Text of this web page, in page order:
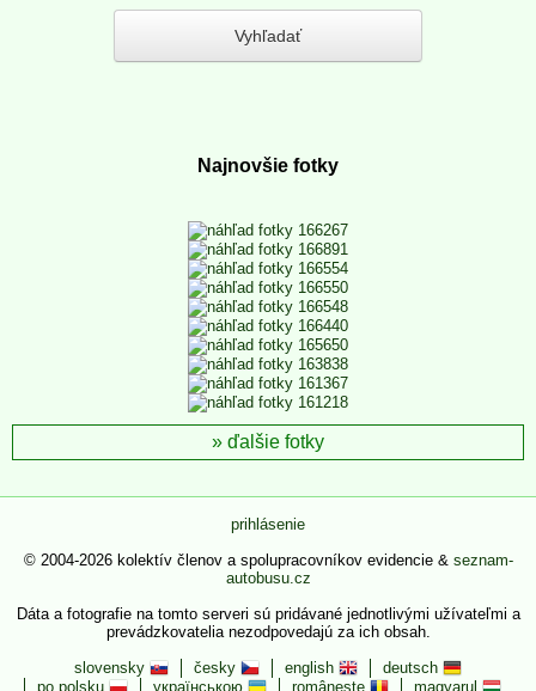
Najnovšie fotky
ďalšie fotky
prihlásenie
© 2004-2026 kolektív členov a spolupracovníkov evidencie & seznam-
autobusu.cz
Dáta a fotografie na tomto serveri sú pridávané jednotlivými užívateľmi a
prevádzkovatelia nezodpovedajú za ich obsah.
slovensky
česky english
deutsch
po polsku
українською românește magyarul